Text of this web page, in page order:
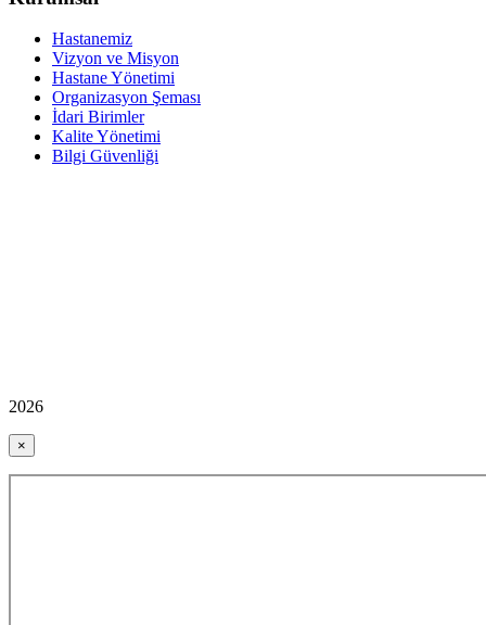
Hastanemiz
Vizyon ve Misyon
Hastane Yönetimi
Organizasyon Şeması
İdari Birimler
Kalite Yönetimi
Bilgi Güvenliği
2026
×